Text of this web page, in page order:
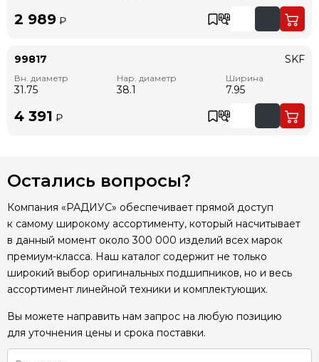
2 989 ₽
99817
Вн. диаметр
31.75
Нар. диаметр
38.1
Ширина
7.95
SKF
4 391 ₽
Остались вопросы?
Компания «РАДИУС» обеспечивает прямой доступ
к самому широкому ассортименту, который насчитывает
в данный момент около 300 000 изделий всех марок
премиум-класса. Наш каталог содержит не только
широкий выбор оригинальных подшипников, но и весь
ассортимент линейной техники и комплектующих.
Вы можете направить нам запрос на любую позицию
для уточнения цены и срока поставки.